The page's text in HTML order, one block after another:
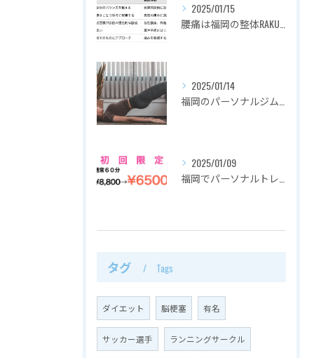
2025/01/15
2025/01/14
2025/01/09
タグ Tags
ダイエット 脳梗塞 有名
サッカー選手 ランニングサークル